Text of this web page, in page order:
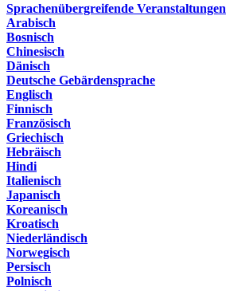
Sprachenübergreifende Veranstaltungen
Arabisch
Bosnisch
Chinesisch
Dänisch
Deutsche Gebärdensprache
Englisch
Finnisch
Französisch
Griechisch
Hebräisch
Hindi
Italienisch
Japanisch
Koreanisch
Kroatisch
Niederländisch
Norwegisch
Persisch
Polnisch